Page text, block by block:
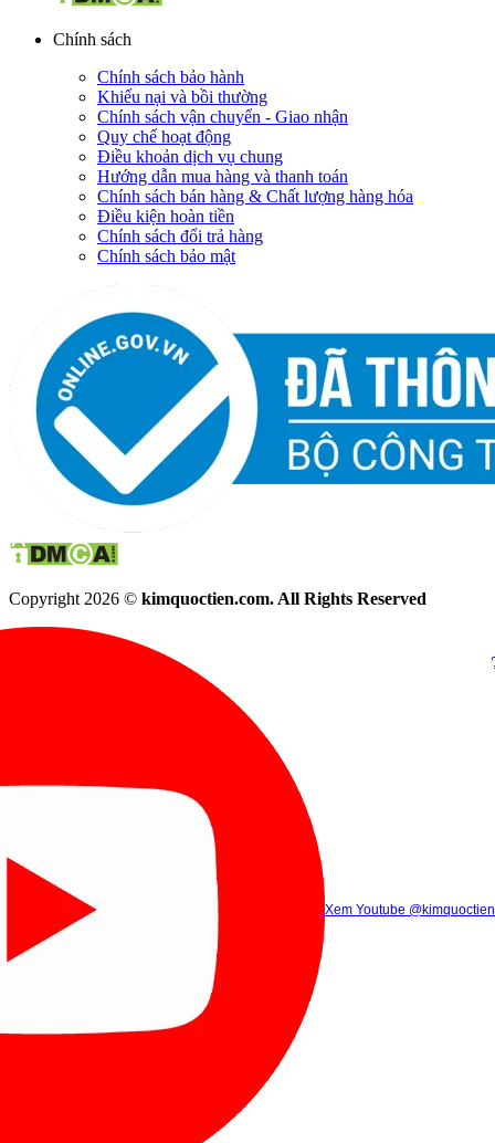
Chính sách
Chính sách bảo hành
Khiếu nại và bồi thường
Chính sách vận chuyển - Giao nhận
Quy chế hoạt động
Điều khoản dịch vụ chung
Hướng dẫn mua hàng và thanh toán
Chính sách bán hàng & Chất lượng hàng hóa
Điều kiện hoàn tiền
Chính sách đổi trả hàng
Chính sách bảo mật
Copyright 2026 © kimquoctien.com. All Rights Reserved
Xem Tik Tok
(8h00 - 21h30)
(8h00 -
Gọi điện (8h00 - 21h30)
Xem Youtube @kimquoctien